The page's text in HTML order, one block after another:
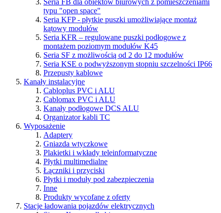
typu "open space"
Seria KFP - płytkie puszki umożliwiające montaż
kątowy modułów
Seria KFR – regulowane puszki podłogowe z
montażem poziomym modułów K45
Seria SF z możliwością od 2 do 12 modułów
Seria KSE o podwyższonym stopniu szczelności IP66
Przepusty kablowe
Kanały instalacyjne
Cabloplus PVC i ALU
Cablomax PVC i ALU
Kanały podłogowe DCS ALU
Organizator kabli TC
Wyposażenie
Adaptery
Gniazda wtyczkowe
Plakietki i wkłady teleinformatyczne
Płytki multimedialne
Łączniki i przyciski
Płytki i moduły pod zabezpieczenia
Inne
Produkty wycofane z oferty
Stacje ładowania pojazdów elektrycznych